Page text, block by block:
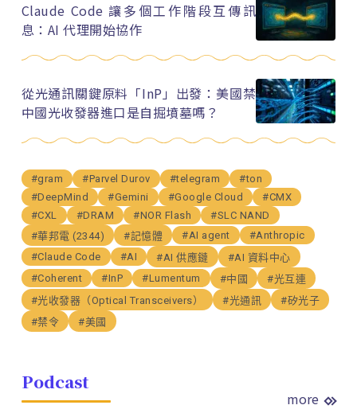
Claude Code 讓多個工作階段互傳訊
息：AI 代理開始協作
從光通訊關鍵原料「InP」出發：美國禁
中國光收發器進口是自掘墳墓嗎？
#gram #Parvel Durov #telegram
#ton
#DeepMind
#Gemini #Google Cloud
#CMX
#CXL
#DRAM #NOR Flash
#SLC NAND
#華邦電 (2344)
#記憶體 #AI agent
#Anthropic
#Claude Code
#AI #AI 供應鏈
#AI 資料中心
#Coherent
#InP #Lumentum #中國
#光互連
#光收發器（Optical Transceivers）
#光通訊
#矽光子
#禁令
#美國
Podcast
more